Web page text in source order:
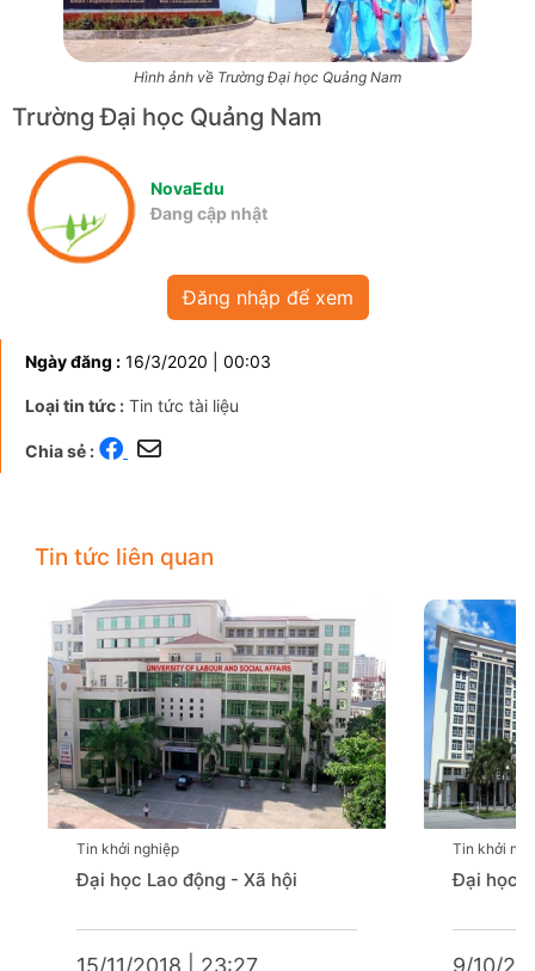
Hình ảnh về Trường Đại học Quảng Nam
Trường Đại học Quảng Nam
NovaEdu
Đang cập nhật
Đăng nhập để xem
Ngày đăng : 16/3/2020 | 00:03
Loại tin tức : Tin tức tài liệu
Chia sẻ :
Tin tức liên quan
Đại học Y dược Hải Phòng
9/10/2019 | 14:28